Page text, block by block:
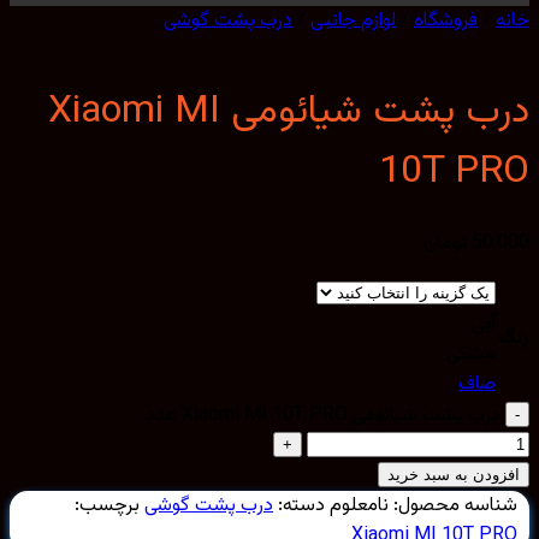
/فروشگاه/لوازم جانبی/درب پشت گوشی
درب پشت شیائومی Xiaomi MI
10T
درب پشت شیائومی Xiaomi MI 10T PRO عدد
به سبد خرید
محصول:نامعلومدسته:درب پشت گوشیبرچسب: